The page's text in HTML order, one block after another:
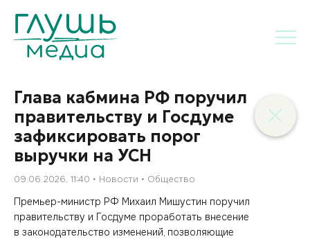
Глава кабмина РФ поручил
правительству и Госдуме
зафиксировать порог
выручки на УСН
09.06.2026, 11:40 Новости Общество
Премьер-министр РФ Михаил Мишустин поручил
правительству и Госдуме проработать внесение
в законодательство изменений, позволяющие